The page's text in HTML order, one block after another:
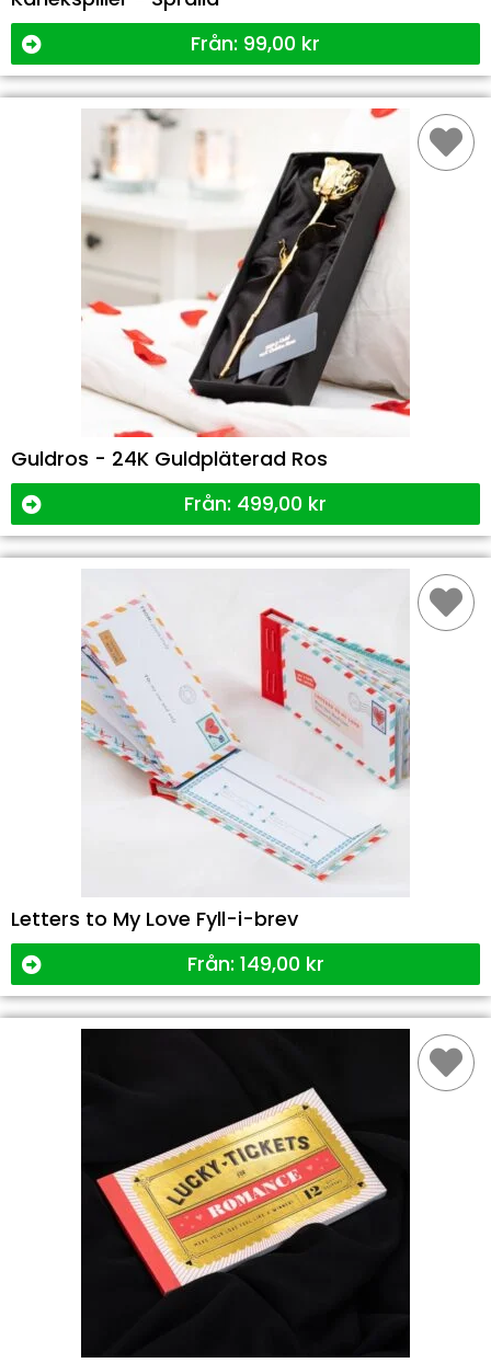
Från: 99,00 kr
Guldros - 24K Guldpläterad Ros
Från: 499,00 kr
Letters to My Love Fyll-i-brev
Från: 149,00 kr